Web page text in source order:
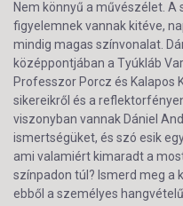
Nem könnyű a művészélet. A
figyelemnek vannak kitéve,
mindig magas színvonalat.
középpontjában a Tyúkláb
Professzor Porcz és Kalapos
sikereikről és a
viszonyban vannak Dániel
ismertségüket, és szó esik
ami valamiért kimaradt a
színpadon túl? Ismerd meg a
ebből a személyes